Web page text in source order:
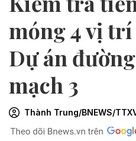
móng 4 vị
Dự án
mạch 3
Thành Trung/BNEWS/